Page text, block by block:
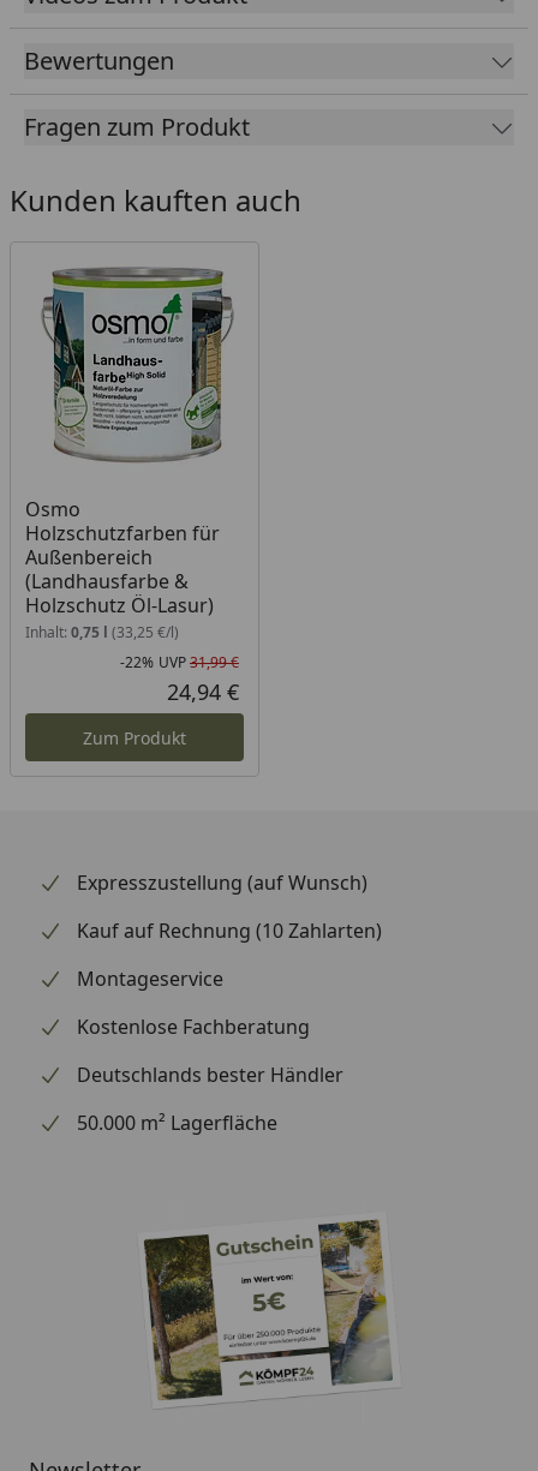
Montage
Montage zum günstigen
und besonderen Service-
Weitere Informationen
Karibu Hochbeet 2 - 835 l
Fassungsvermögen Technische Daten
Schadstoffzertifikat für Innenfolie
Bewertungen
Fragen zum Produkt
Kunden kauften auch
Osmo
Holzschutzfarben für
Außenbereich
(Landhausfarbe &
Holzschutz Öl-Lasur)
Inhalt: 0,75 l (33,25 €/l)
Rabatt in Prozent
-22%
Ursprünglicher Preis
UVP31,99 €
Aktueller Preis
24,94 €
Zum Produkt
Expresszustellung (auf Wunsch)
Kauf auf Rechnung (10 Zahlarten)
Montageservice
Kostenlose Fachberatung
Deutschlands bester Händler
50.000 m² Lagerfläche